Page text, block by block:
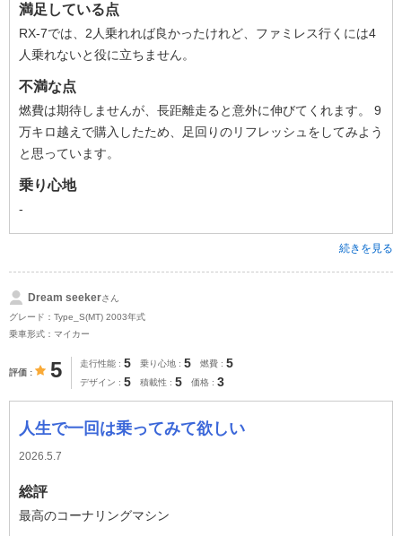
満足している点
RX-7では、2人乗れれば良かったけれど、ファミレス行くには4
人乗れないと役に立ちません。
不満な点
燃費は期待しませんが、長距離走ると意外に伸びてくれます。 9
万キロ越えで購入したため、足回りのリフレッシュをしてみよう
と思っています。
乗り心地
-
続きを見る
Dream seekerさん
グレード：Type_S(MT) 2003年式
乗車形式：マイカー
評価 5 走行性能 5 乗り心地 5 燃費 5
デザイン 5 積載性 5 価格 3
人生で一回は乗ってみて欲しい
2026.5.7
総評
最高のコーナリングマシン